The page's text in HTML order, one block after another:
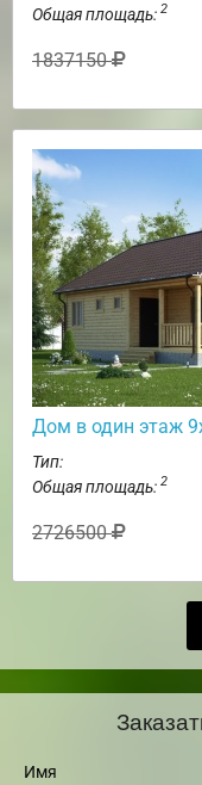
Общая площадь: 2
1837150
Дом в один этаж
Тип:
Общая площадь: 2
2726500
Имя